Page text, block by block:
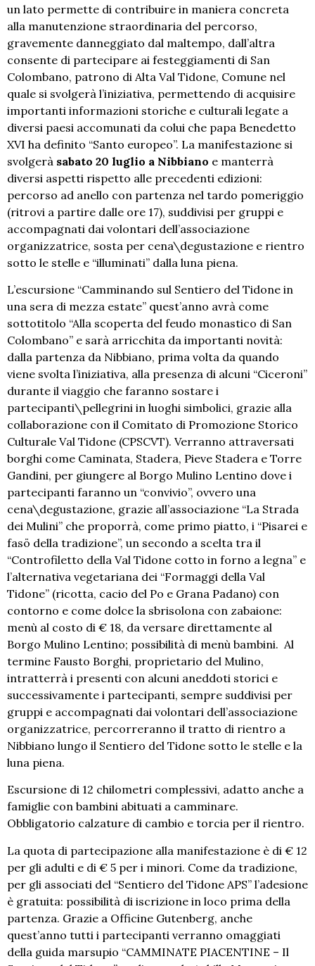
un lato permette di contribuire in maniera concreta
alla manutenzione straordinaria del percorso,
gravemente danneggiato dal maltempo, dall’altra
consente di partecipare ai festeggiamenti di San
Colombano, patrono di Alta Val Tidone, Comune nel
quale si svolgerà l’iniziativa, permettendo di acquisire
importanti informazioni storiche e culturali legate a
diversi paesi accomunati da colui che papa Benedetto
XVI ha definito “Santo europeo”. La manifestazione si
svolgerà sabato 20 luglio a Nibbiano e manterrà
diversi aspetti rispetto alle precedenti edizioni:
percorso ad anello con partenza nel tardo pomeriggio
(ritrovi a partire dalle ore 17), suddivisi per gruppi e
accompagnati dai volontari dell’associazione
organizzatrice, sosta per cena\degustazione e rientro
sotto le stelle e “illuminati” dalla luna piena.
L’escursione “Camminando sul Sentiero del Tidone in
una sera di mezza estate” quest’anno avrà come
sottotitolo “Alla scoperta del feudo monastico di San
Colombano” e sarà arricchita da importanti novità:
dalla partenza da Nibbiano, prima volta da quando
viene svolta l’iniziativa, alla presenza di alcuni “Ciceroni”
durante il viaggio che faranno sostare i
partecipanti\pellegrini in luoghi simbolici, grazie alla
collaborazione con il Comitato di Promozione Storico
Culturale Val Tidone (CPSCVT). Verranno attraversati
borghi come Caminata, Stadera, Pieve Stadera e Torre
Gandini, per giungere al Borgo Mulino Lentino dove i
partecipanti faranno un “convivio”, ovvero una
cena\degustazione, grazie all’associazione “La Strada
dei Mulini” che proporrà, come primo piatto, i “Pisarei e
fasö della tradizione”, un secondo a scelta tra il
“Controfiletto della Val Tidone cotto in forno a legna” e
l’alternativa vegetariana dei “Formaggi della Val
Tidone” (ricotta, cacio del Po e Grana Padano) con
contorno e come dolce la sbrisolona con zabaione:
menù al costo di € 18, da versare direttamente al
Borgo Mulino Lentino; possibilità di menù bambini. Al
termine Fausto Borghi, proprietario del Mulino,
intratterrà i presenti con alcuni aneddoti storici e
successivamente i partecipanti, sempre suddivisi per
gruppi e accompagnati dai volontari dell’associazione
organizzatrice, percorreranno il tratto di rientro a
Nibbiano lungo il Sentiero del Tidone sotto le stelle e la
luna piena.
Escursione di 12 chilometri complessivi, adatto anche a
famiglie con bambini abituati a camminare.
Obbligatorio calzature di cambio e torcia per il rientro.
La quota di partecipazione alla manifestazione è di € 12
per gli adulti e di € 5 per i minori. Come da tradizione,
per gli associati del “Sentiero del Tidone APS” l’adesione
è gratuita: possibilità di iscrizione in loco prima della
partenza. Grazie a Officine Gutenberg, anche
quest’anno tutti i partecipanti verranno omaggiati
della guida marsupio “CAMMINATE PIACENTINE – Il